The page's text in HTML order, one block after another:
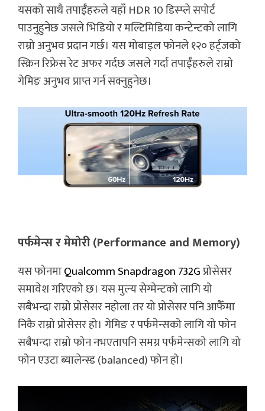
यसको साथै तपाईँहरुले यहाँ HDR 10 डिस्प्ले सपोर्ट
पाउनुहुनेछ जसले भिडियो र मल्टिमिडिया कन्टेन्टको लागि
राम्रो अनुभव प्रदान गर्छ। यस मोबाइल फोनले १२० हर्ट्जको
स्क्रिन रिफ्रेस रेट अफर गर्दछ जसले गर्दा तपाईँहरुले राम्रो
गेमिङ अनुभव प्राप्त गर्न सक्नुहुनेछ।
पर्फमेन्स र मेमोरी (Performance and Memory)
यस फोनमाQualcomm Snapdragon 732Gप्रोसेसर
समावेश गरिएको छ। यस मुल्य सेग्मेन्टको लागि यो
सबैभन्दा राम्रो प्रोसेसर नहोला तर यो प्रोसेसर पनि आफैँमा
निकै राम्रो प्रोसेसर हो। गेमिङ र पर्फमेन्सको लागि यो फोन
सबैभन्दा राम्रो फोन नभएतापनि समग्र पर्फमेन्सको लागि यो
फोन एउटा ब्यालेन्स्ड (balanced) फोन हो।